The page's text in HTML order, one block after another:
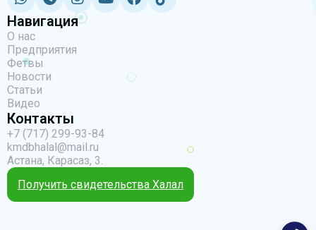
Навигация
О нас
Предприятия
Фетвы
Новости
Статьи
Видео
Контакты
+7 (717) 299-93-84
kmdbhalal@mail.ru
Астана, Карасаз, 3.
Получить свидетельства Халал